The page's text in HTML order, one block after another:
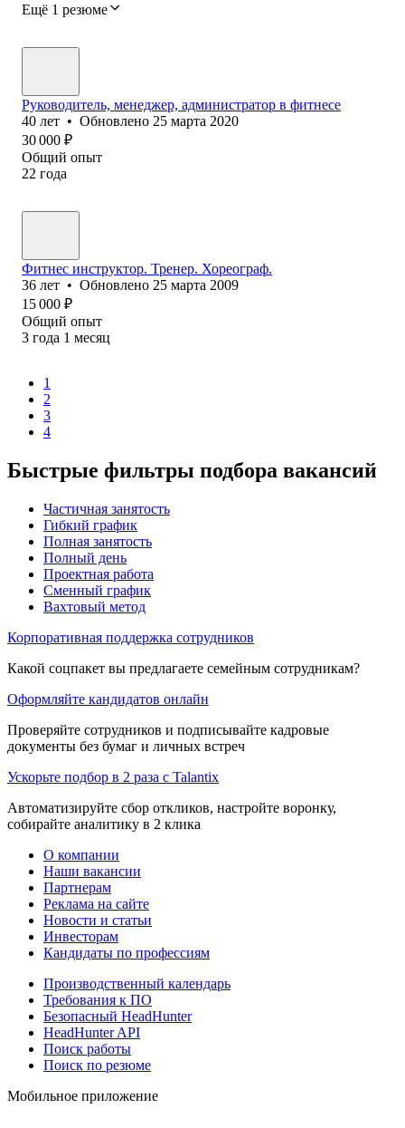
Ещё 1 резюме
Руководитель, менеджер, администратор в фитнесе
40 лет • Обновлено 25 марта 2020
30 000 ₽
Общий опыт
22 года
Фитнес инструктор. Тренер. Хореограф.
36 лет • Обновлено 25 марта 2009
15 000 ₽
Общий опыт
3 года 1 месяц
1
2
3
4
Быстрые фильтры подбора вакансий
Частичная занятость
Гибкий график
Полная занятость
Полный день
Проектная работа
Сменный график
Вахтовый метод
Корпоративная поддержка сотрудников
Какой соцпакет вы предлагаете семейным сотрудникам?
Оформляйте кандидатов онлайн
Проверяйте сотрудников и подписывайте кадровые
документы без бумаг и личных встреч
Ускорьте подбор в 2 раза с Talantix
Автоматизируйте сбор откликов, настройте воронку,
собирайте аналитику в 2 клика
О компании
Наши вакансии
Партнерам
Реклама на сайте
Новости и статьи
Инвесторам
Кандидаты по профессиям
Производственный календарь
Требования к ПО
Безопасный HeadHunter
HeadHunter API
Поиск работы
Поиск по резюме
Мобильное приложение